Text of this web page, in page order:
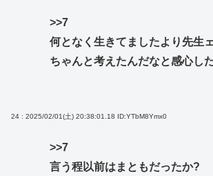
>>7
何となく生きてましたより先生
ちゃんと考えたんだなと感心し
24 : 2025/02/01(土) 20:38:01.18 ID:YTbM8Ymx0
>>7
言う程以前はまともだったか?